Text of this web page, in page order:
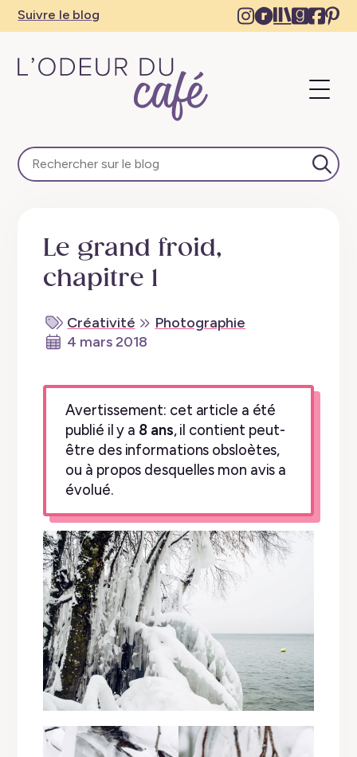
Suivre le blog
Instagram
–
Ravelry
–
The
tab
– – –
du
Café
créativité,
recettes
le
Le grand froid,
chapitre 1
Créativité
Photographie
4 mars 2018
Avertissement: cet article a été
publié il y a 8 ans, il contient peut-
être des informations obsloètes,
ou à propos desquelles mon avis a
évolué.